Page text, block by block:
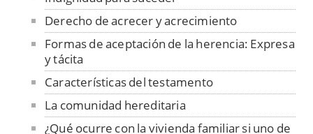
Derecho de acrecer y acrecimiento
Formas de aceptación de la herencia: Expresa
y tácita
Características del testamento
La comunidad hereditaria
¿Qué ocurre con la vivienda familiar si uno de